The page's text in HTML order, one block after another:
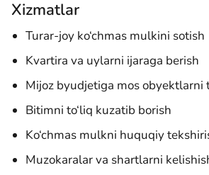
Xizmatlar
Turar-joy ko‘chmas mulkini sotish
Kvartira va uylarni ijaraga berish
Mijoz byudjetiga mos obyektlarni
Bitimni to‘liq kuzatib borish
Ko‘chmas mulkni huquqiy
Muzokaralar va shartlarni